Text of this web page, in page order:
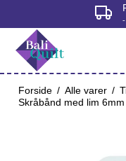
Forside / Alle varer /
Skråbånd med lim